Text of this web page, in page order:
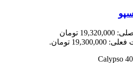
قیمت اصلی: 19,320,000 تومان
تومان.